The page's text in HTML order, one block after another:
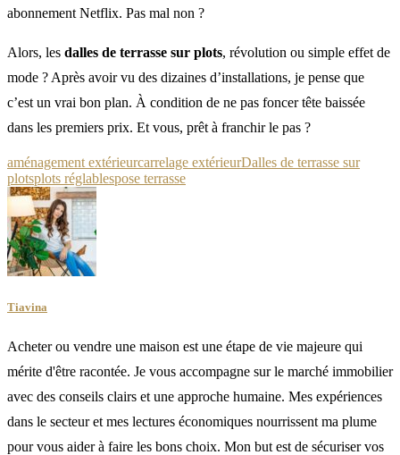
abonnement Netflix. Pas mal non ?
Alors, les dalles de terrasse sur plots, révolution ou simple effet de
mode ? Après avoir vu des dizaines d’installations, je pense que
c’est un vrai bon plan. À condition de ne pas foncer tête baissée
dans les premiers prix. Et vous, prêt à franchir le pas ?
aménagement extérieurcarrelage extérieurDalles de terrasse sur
plotsplots réglablespose terrasse
Tiavina
Acheter ou vendre une maison est une étape de vie majeure qui
mérite d'être racontée. Je vous accompagne sur le marché immobilier
avec des conseils clairs et une approche humaine. Mes expériences
dans le secteur et mes lectures économiques nourrissent ma plume
pour vous aider à faire les bons choix. Mon but est de sécuriser vos